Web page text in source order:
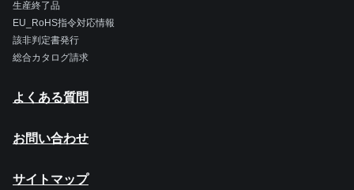
生産終了品
EU_RoHS指令対応情報
該非判定書発行
総合カタログ請求
よくある質問
お問い合わせ
サイトマップ